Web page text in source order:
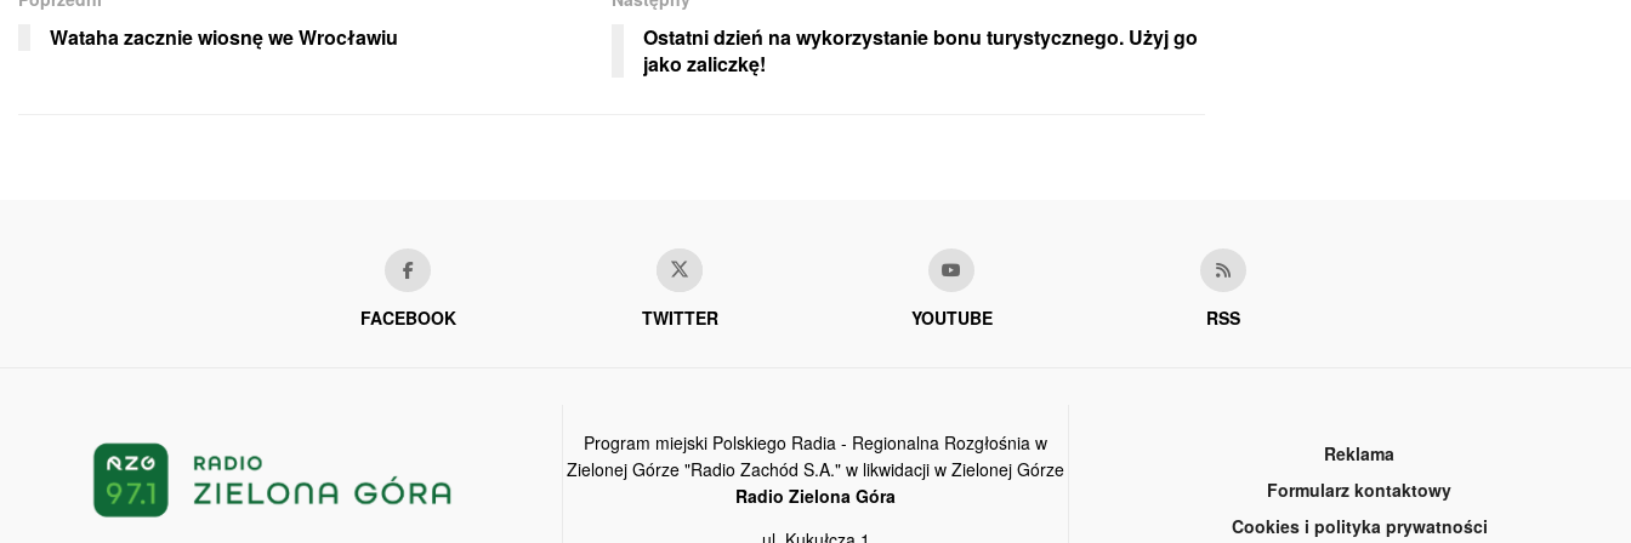
Wataha zacznie wiosnę we Wrocławiu
Ostatni dzień na wykorzystanie bonu turystycznego. Użyj go
jako zaliczkę!
FACEBOOK TWITTER YOUTUBE RSS
Program miejski Polskiego Radia - Regionalna Rozgłośnia w
Zielonej Górze "Radio Zachód S.A." w likwidacji w Zielonej Górze
Radio Zielona Góra
Reklama
Formularz kontaktowy
Cookies i polityka prywatności